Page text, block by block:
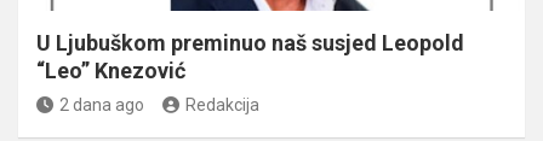
U Ljubuškom preminuo naš susjed Leopold
“Leo” Knezović
2 dana ago Redakcija